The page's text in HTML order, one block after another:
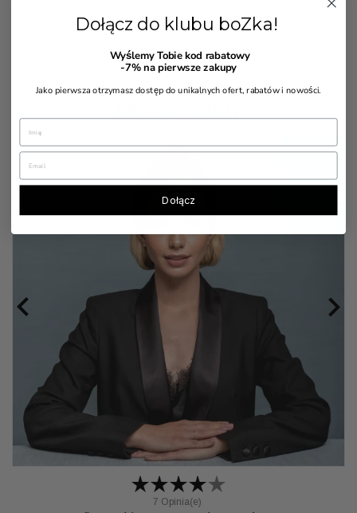
KOD PRODUKTUchevron_right
BESTSELLERY
7 Opinia(e)
 
Dołącz do klubu boZka!
Wyślemy Tobie kod rabatowy
-7%na pierwsze zakupy
Jako pierwsza otrzymasz dostęp do unikalnych ofert, rabatów i nowości.
Dołącz